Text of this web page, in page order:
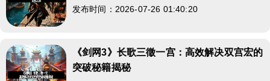
发布时间：2026-07-26 01:40:20
《剑网3》长歌三徵一宫：高效解决双宫宏的
突破秘籍揭秘